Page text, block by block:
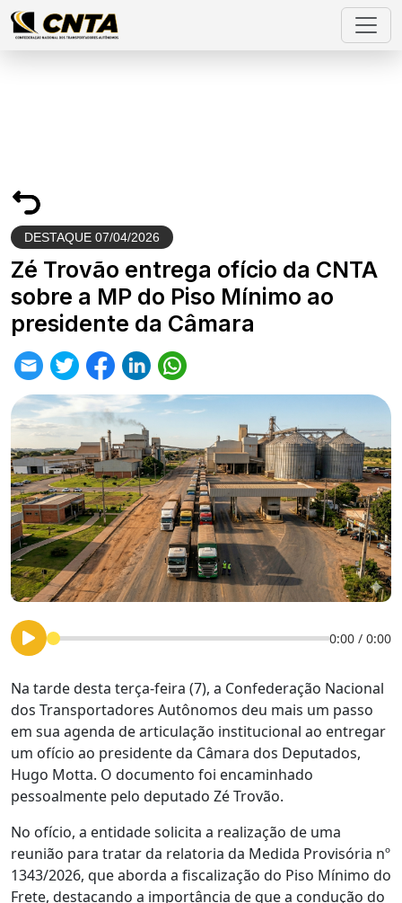
DESTAQUE 07/04/2026
Zé Trovão entrega ofício da CNTA
sobre a MP do Piso Mínimo ao
presidente da Câmara
0:00 / 0:00
Na tarde desta terça-feira (7), a Confederação Nacional
dos Transportadores Autônomos deu mais um passo
em sua agenda de articulação institucional ao entregar
um ofício ao presidente da Câmara dos Deputados,
Hugo Motta. O documento foi encaminhado
pessoalmente pelo deputado Zé Trovão.
No ofício, a entidade solicita a realização de uma
reunião para tratar da relatoria da Medida Provisória nº
1343/2026, que aborda a fiscalização do Piso Mínimo do
Frete, destacando a importância de que a condução do